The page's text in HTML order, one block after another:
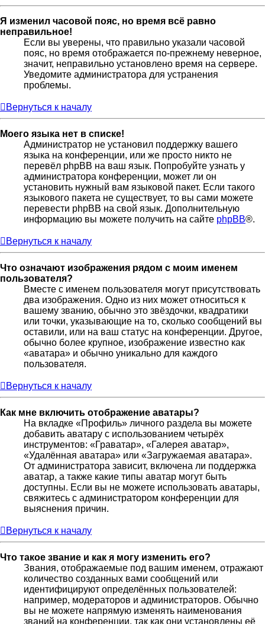
Я изменил часовой пояс, но время всё равно
неправильное!
Если вы уверены, что правильно указали часовой
пояс, но время отображается по-прежнему неверное,
значит, неправильно установлено время на сервере.
Уведомите администратора для устранения
проблемы.
Вернуться к началу
Моего языка нет в списке!
Администратор не установил поддержку вашего
языка на конференции, или же просто никто не
перевёл phpBB на ваш язык. Попробуйте узнать у
администратора конференции, может ли он
установить нужный вам языковой пакет. Если такого
языкового пакета не существует, то вы сами можете
перевести phpBB на свой язык. Дополнительную
информацию вы можете получить на сайте phpBB®.
Вернуться к началу
Что означают изображения рядом с моим именем
пользователя?
Вместе с именем пользователя могут присутствовать
два изображения. Одно из них может относиться к
вашему званию, обычно это звёздочки, квадратики
или точки, указывающие на то, сколько сообщений вы
оставили, или на ваш статус на конференции. Другое,
обычно более крупное, изображение известно как
«аватара» и обычно уникально для каждого
пользователя.
Вернуться к началу
Как мне включить отображение аватары?
На вкладке «Профиль» личного раздела вы можете
добавить аватару с использованием четырёх
инструментов: «Граватар», «Галерея аватар»,
«Удалённая аватара» или «Загружаемая аватара».
От администратора зависит, включена ли поддержка
аватар, а также какие типы аватар могут быть
доступны. Если вы не можете использовать аватары,
свяжитесь с администратором конференции для
выяснения причин.
Вернуться к началу
Что такое звание и как я могу изменить его?
Звания, отображаемые под вашим именем, отражают
количество созданных вами сообщений или
идентифицируют определённых пользователей:
например, модераторов и администраторов. Обычно
вы не можете напрямую изменять наименования
званий на конференции, так как они установлены её